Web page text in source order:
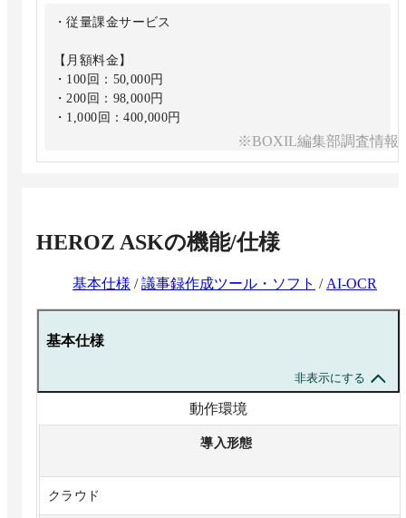
・従量課金サービス
【月額料金】
・100回：50,000円
・200回：98,000円
・1,000回：400,000円
※BOXIL編集部調査情報
HEROZ ASKの機能/仕様
基本仕様 /議事録作成ツール・ソフト / AI-OCR
基本仕様
非表示にする
動作環境
導入形態
クラウド